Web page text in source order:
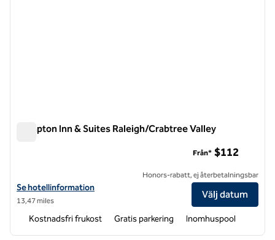
Hampton Inn & Suites Raleigh/Crabtree Valley
Visa hotelluppgifter för Hampton Inn & Suites Raleigh/Crabtree
Se hotellinformation
13,47 miles
Från* $112
Honors-rabatt, ej återbetalningsbar
Välj datum
Kostnadsfri frukost Gratis parkering Inomhuspool